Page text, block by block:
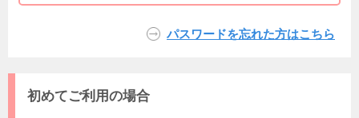
パスワードを忘れた方はこちら
初めてご利用の場合